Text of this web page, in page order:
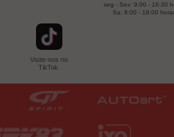
Visite-nos no
TikTok.
seg - Sex: 9:00 - 16:30
Sa: 8:00 - 18:00